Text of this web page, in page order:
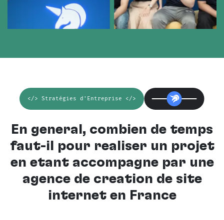
</> Stratégies d'Entreprise </>
En général, combien de temps
faut-il pour réaliser un projet
en étant accompagné par une
agence de création de site
internet en France